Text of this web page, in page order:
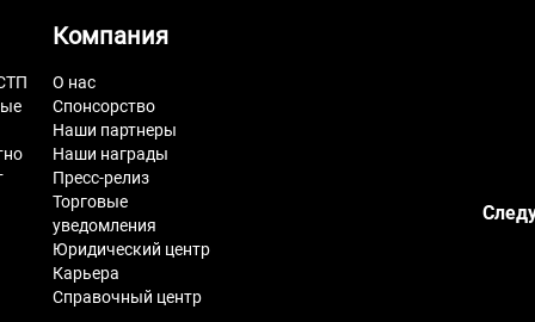
Компания
О нас
Спонсорство
Наши партнеры
Наши награды
Пресс-релиз
Торговые
уведомления
Юридический центр
Карьера
Справочный центр